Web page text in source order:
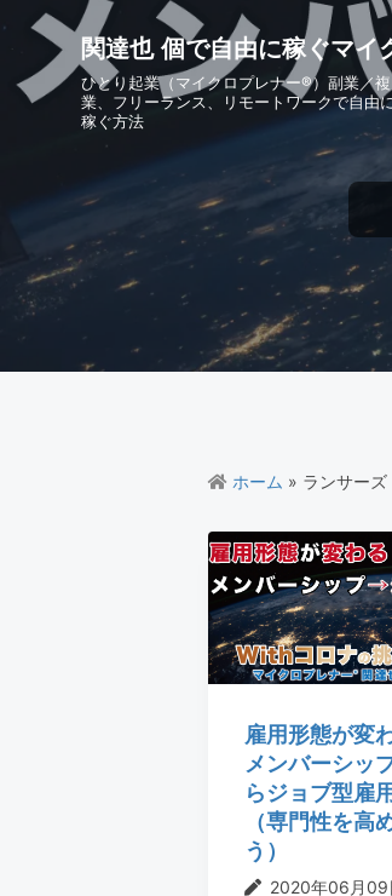
関達也 個で自由に稼ぐマイ
ひとり起業（マイクロプレナー®）副業／複
業、フリーランス、リモートワークで自由
稼ぐ方法
ホーム » ランサーズ
雇用形態が変
メンバーシッ
らジョブ型雇
（専門性を高
う）
2020年06月09